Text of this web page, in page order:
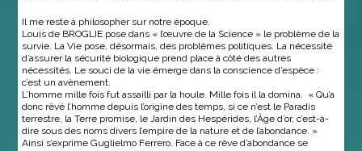
Il me reste à philosopher sur notre époque.
Louis de BROGLIE pose dans « l’œuvre de la Science » le problème de la
survie. La Vie pose, désormais, des problèmes politiques. La nécessité
d’assurer la sécurité biologique prend place à côté des autres
nécessités. Le souci de la vie émerge dans la conscience d’espèce :
c’est un avènement.
L’homme mille fois fut assailli par la houle. Mille fois il la domina. « Qu’a
donc rêvé l’homme depuis l’origine des temps, si ce n’est le Paradis
terrestre, la Terre promise, le Jardin des Hespérides, l’Âge d’or, c’est-à-
dire sous des noms divers l’empire de la nature et de l’abondance. »
Ainsi s’exprime Guglielmo Ferrero. Face à ce rêve d’abondance se